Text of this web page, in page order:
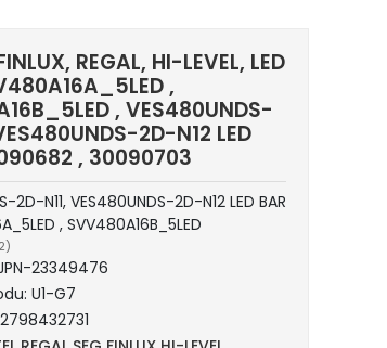
REGAL, HI-LEVEL, LED
,
, VES480UNDS-
2D-N12 LED
, 30090703
2D-N11, VES480UNDS-2D-N12 LED BAR
, SVV480A16B_5LED
23349476
U1-G7